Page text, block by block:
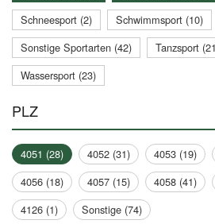
Schneesport (2)
Schwimmsport (10)
Sonstige Sportarten (42)
Tanzsport
Wassersport (23)
PLZ
4051 (28) 4052 (31) 4053 (19)
4056 (18)
4057 (15) 4058 (41)
4126 (1)
Sonstige (74)